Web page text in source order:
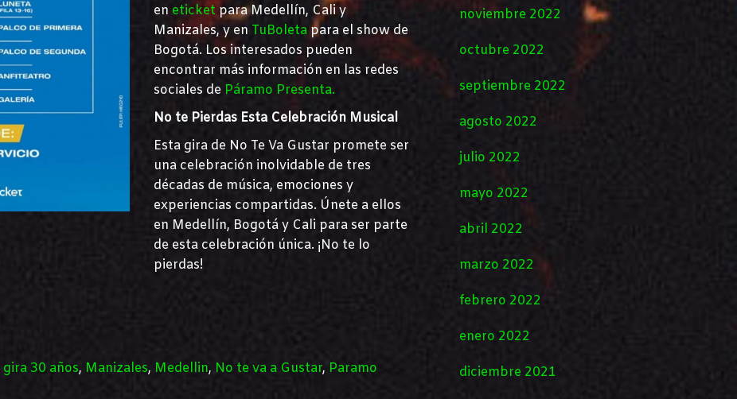
en eticketpara Medellín, Cali y
Manizales, y en TuBoletapara el show de
Bogotá. Los interesados pueden
encontrar más información en las redes
sociales de Páramo Presenta.
No te Pierdas Esta Celebración Musical
Esta gira de No Te Va Gustar promete ser
una celebración inolvidable de tres
décadas de música, emociones y
experiencias compartidas. Únete a ellos
en Medellín, Bogotá y Cali para ser parte
de esta celebración única. ¡No te lo
pierdas!
gira 30 años, Manizales, Medellin, No te va a Gustar, Paramo
noviembre 2022
octubre 2022
septiembre 2022
agosto 2022
julio 2022
mayo 2022
abril 2022
marzo 2022
febrero 2022
enero 2022
diciembre 2021